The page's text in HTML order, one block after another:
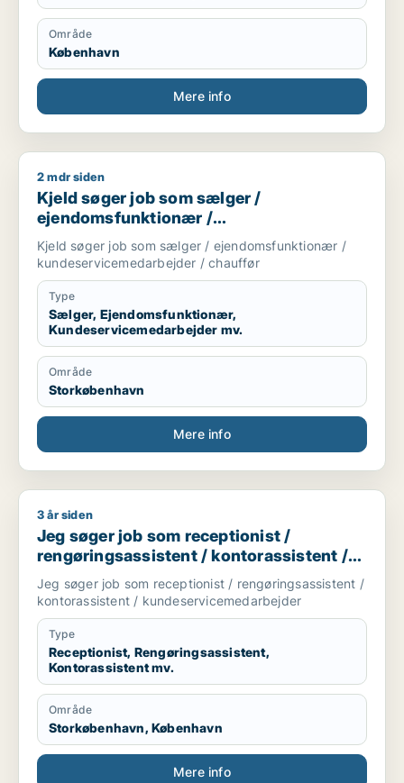
Område
København
Mere info
Kjeld søger job som sælger / ejendomsfunktionær /
2 mdr siden
Kjeld søger job som sælger /
ejendomsfunktionær /
kundeservicemedarbejder / chauffør
Kjeld søger job som sælger / ejendomsfunktionær /
kundeservicemedarbejder / chauffør
Type
Sælger, Ejendomsfunktionær,
Kundeservicemedarbejder mv.
Område
Storkøbenhavn
Mere info
Jeg søger job som receptionist / rengøringsassistent /
3 år siden
Jeg søger job som receptionist /
rengøringsassistent / kontorassistent /
kundeservicemedarbejder
Jeg søger job som receptionist / rengøringsassistent /
kontorassistent / kundeservicemedarbejder
Type
Receptionist, Rengøringsassistent,
Kontorassistent mv.
Område
Storkøbenhavn, København
Mere info